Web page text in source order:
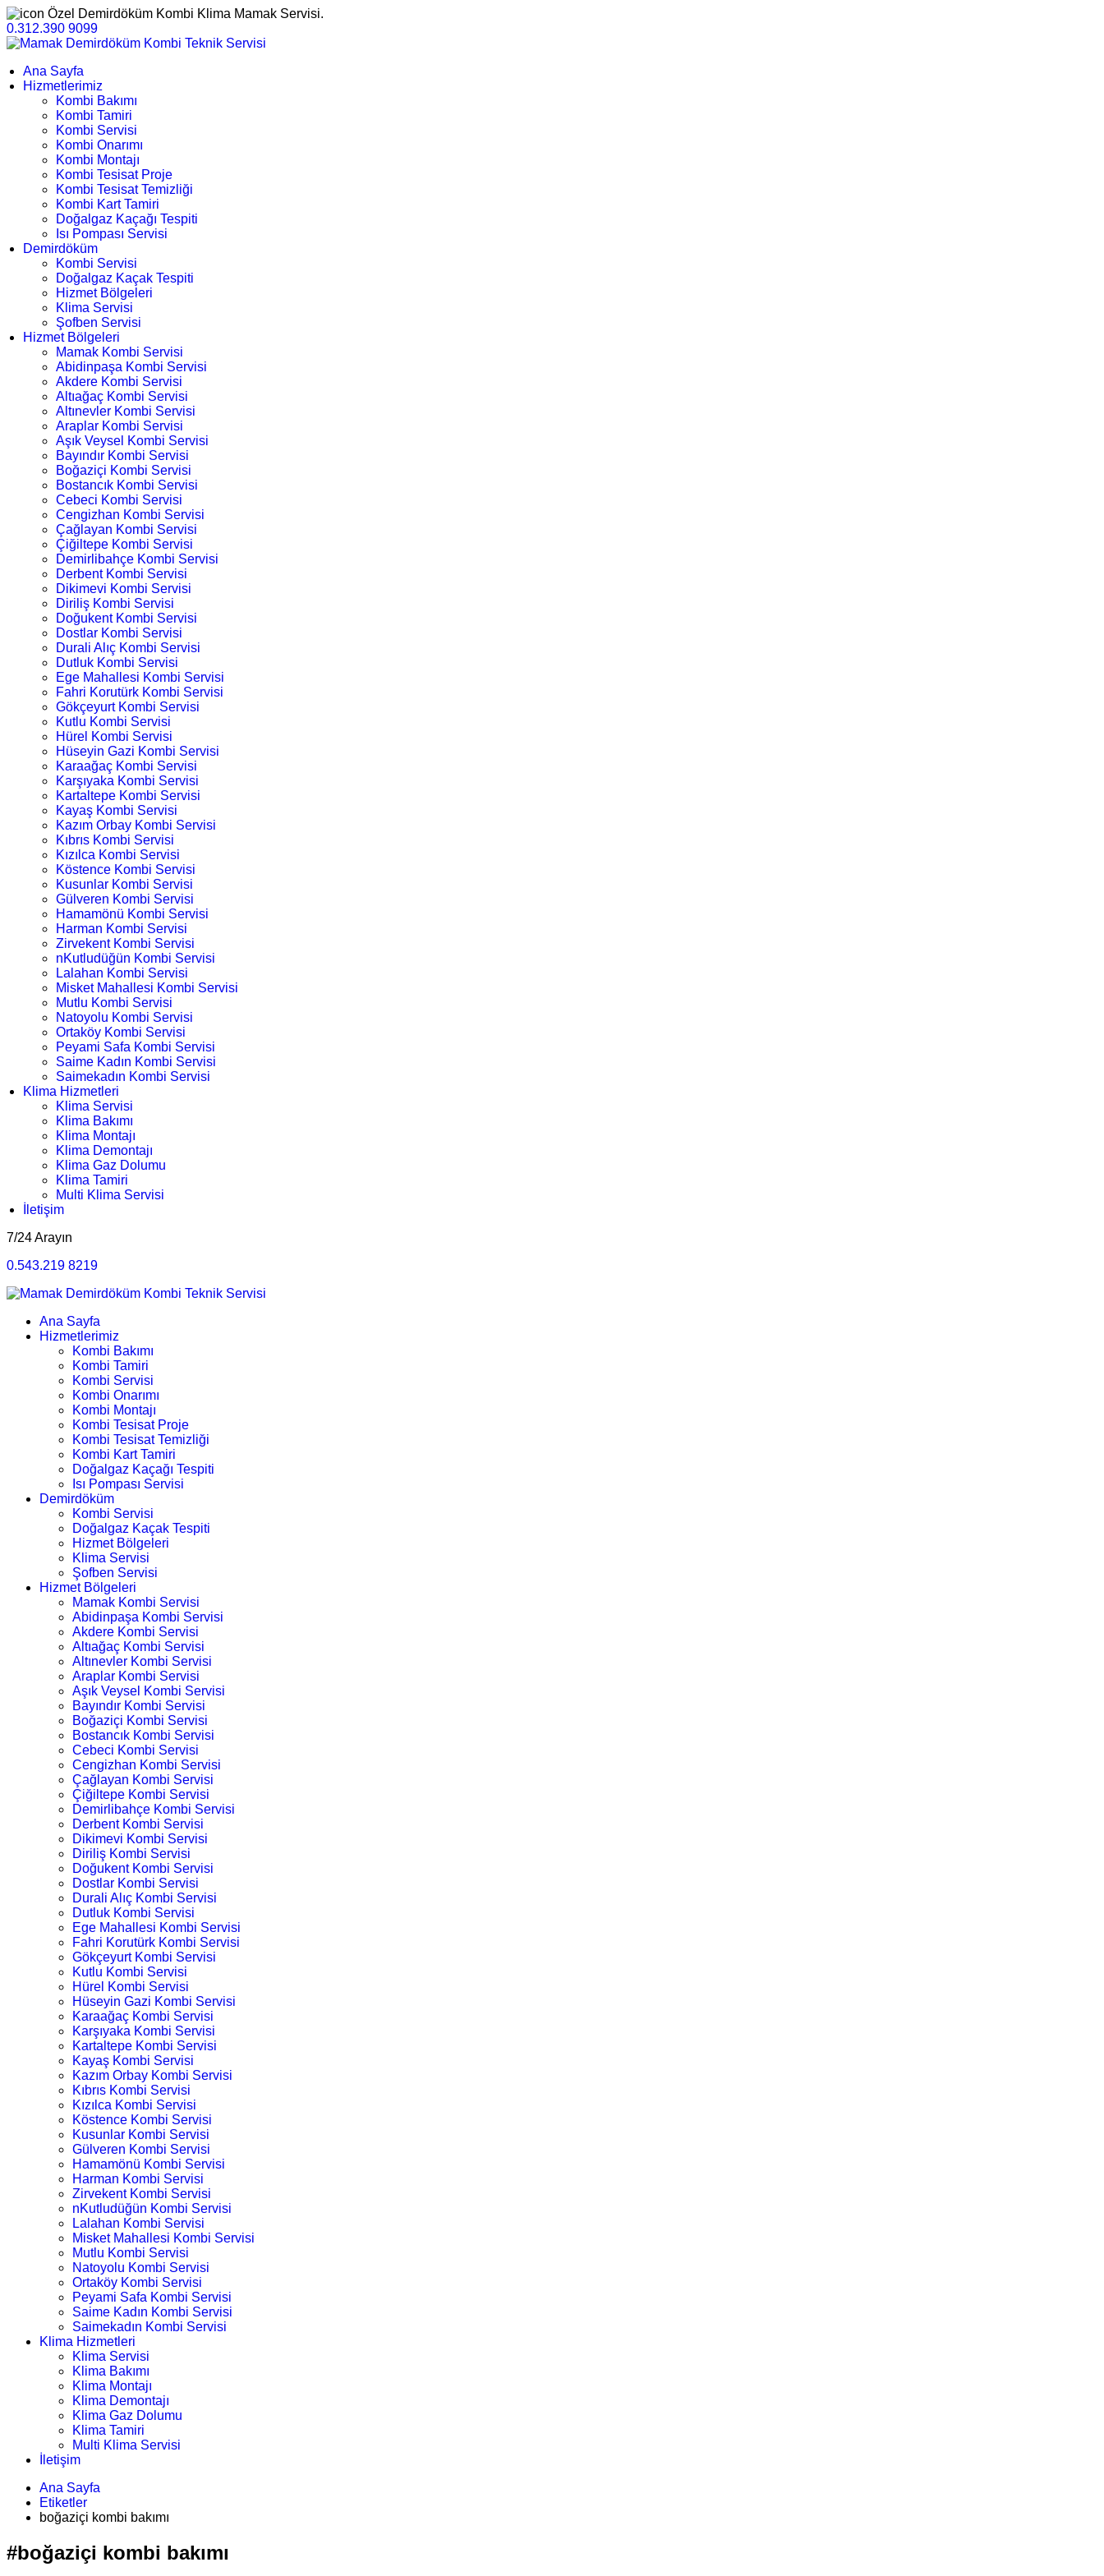
Özel Demirdöküm Kombi Klima Mamak Servisi.
0.312.390 9099
Ana Sayfa
Hizmetlerimiz
Kombi Bakımı
Kombi Tamiri
Kombi Servisi
Kombi Onarımı
Kombi Montajı
Kombi Tesisat Proje
Kombi Tesisat Temizliği
Kombi Kart Tamiri
Doğalgaz Kaçağı Tespiti
Isı Pompası Servisi
Demirdöküm
Kombi Servisi
Doğalgaz Kaçak Tespiti
Hizmet Bölgeleri
Klima Servisi
Şofben Servisi
Hizmet Bölgeleri
Mamak Kombi Servisi
Abidinpaşa Kombi Servisi
Akdere Kombi Servisi
Altıağaç Kombi Servisi
Altınevler Kombi Servisi
Araplar Kombi Servisi
Aşık Veysel Kombi Servisi
Bayındır Kombi Servisi
Boğaziçi Kombi Servisi
Bostancık Kombi Servisi
Cebeci Kombi Servisi
Cengizhan Kombi Servisi
Çağlayan Kombi Servisi
Çiğiltepe Kombi Servisi
Demirlibahçe Kombi Servisi
Derbent Kombi Servisi
Dikimevi Kombi Servisi
Diriliş Kombi Servisi
Doğukent Kombi Servisi
Dostlar Kombi Servisi
Durali Alıç Kombi Servisi
Dutluk Kombi Servisi
Ege Mahallesi Kombi Servisi
Fahri Korutürk Kombi Servisi
Gökçeyurt Kombi Servisi
Kutlu Kombi Servisi
Hürel Kombi Servisi
Hüseyin Gazi Kombi Servisi
Karaağaç Kombi Servisi
Karşıyaka Kombi Servisi
Kartaltepe Kombi Servisi
Kayaş Kombi Servisi
Kazım Orbay Kombi Servisi
Kıbrıs Kombi Servisi
Kızılca Kombi Servisi
Köstence Kombi Servisi
Kusunlar Kombi Servisi
Gülveren Kombi Servisi
Hamamönü Kombi Servisi
Harman Kombi Servisi
Zirvekent Kombi Servisi
nKutludüğün Kombi Servisi
Lalahan Kombi Servisi
Misket Mahallesi Kombi Servisi
Mutlu Kombi Servisi
Natoyolu Kombi Servisi
Ortaköy Kombi Servisi
Peyami Safa Kombi Servisi
Saime Kadın Kombi Servisi
Saimekadın Kombi Servisi
Klima Hizmetleri
Klima Servisi
Klima Bakımı
Klima Montajı
Klima Demontajı
Klima Gaz Dolumu
Klima Tamiri
Multi Klima Servisi
İletişim
7/24 Arayın
0.543.219 8219
Ana Sayfa
Hizmetlerimiz
Kombi Bakımı
Kombi Tamiri
Kombi Servisi
Kombi Onarımı
Kombi Montajı
Kombi Tesisat Proje
Kombi Tesisat Temizliği
Kombi Kart Tamiri
Doğalgaz Kaçağı Tespiti
Isı Pompası Servisi
Demirdöküm
Kombi Servisi
Doğalgaz Kaçak Tespiti
Hizmet Bölgeleri
Klima Servisi
Şofben Servisi
Hizmet Bölgeleri
Mamak Kombi Servisi
Abidinpaşa Kombi Servisi
Akdere Kombi Servisi
Altıağaç Kombi Servisi
Altınevler Kombi Servisi
Araplar Kombi Servisi
Aşık Veysel Kombi Servisi
Bayındır Kombi Servisi
Boğaziçi Kombi Servisi
Bostancık Kombi Servisi
Cebeci Kombi Servisi
Cengizhan Kombi Servisi
Çağlayan Kombi Servisi
Çiğiltepe Kombi Servisi
Demirlibahçe Kombi Servisi
Derbent Kombi Servisi
Dikimevi Kombi Servisi
Diriliş Kombi Servisi
Doğukent Kombi Servisi
Dostlar Kombi Servisi
Durali Alıç Kombi Servisi
Dutluk Kombi Servisi
Ege Mahallesi Kombi Servisi
Fahri Korutürk Kombi Servisi
Gökçeyurt Kombi Servisi
Kutlu Kombi Servisi
Hürel Kombi Servisi
Hüseyin Gazi Kombi Servisi
Karaağaç Kombi Servisi
Karşıyaka Kombi Servisi
Kartaltepe Kombi Servisi
Kayaş Kombi Servisi
Kazım Orbay Kombi Servisi
Kıbrıs Kombi Servisi
Kızılca Kombi Servisi
Köstence Kombi Servisi
Kusunlar Kombi Servisi
Gülveren Kombi Servisi
Hamamönü Kombi Servisi
Harman Kombi Servisi
Zirvekent Kombi Servisi
nKutludüğün Kombi Servisi
Lalahan Kombi Servisi
Misket Mahallesi Kombi Servisi
Mutlu Kombi Servisi
Natoyolu Kombi Servisi
Ortaköy Kombi Servisi
Peyami Safa Kombi Servisi
Saime Kadın Kombi Servisi
Saimekadın Kombi Servisi
Klima Hizmetleri
Klima Servisi
Klima Bakımı
Klima Montajı
Klima Demontajı
Klima Gaz Dolumu
Klima Tamiri
Multi Klima Servisi
İletişim
Ana Sayfa
Etiketler
boğaziçi kombi bakımı
#boğaziçi kombi bakımı